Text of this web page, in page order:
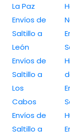
La Paz
Envíos de
Saltillo a
León
Envíos de
Saltillo a
Los
Cabos
Envíos de
Saltillo a